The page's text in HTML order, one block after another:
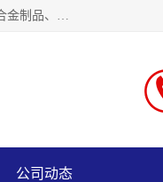
上海轩本实业有限公司成立于2017年，注册地位于上海市宝山区。经营范围包括金属材料、五金交电、建筑材料、铝合金制品、机械设备、电线电缆、装潢材料等；公司主营产品：宝钢彩钢板、宝钢彩钢卷、宝钢彩涂板、宝钢彩涂卷、宝钢高耐候彩钢板，宝钢氟碳彩钢板。是一家集钢铁贸易，物流、加工为一体的产业全配套公司。
公司动态